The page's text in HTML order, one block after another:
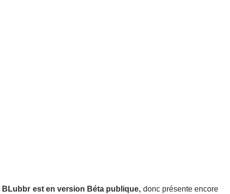
BLubbr est en version Béta publique, donc présente encore